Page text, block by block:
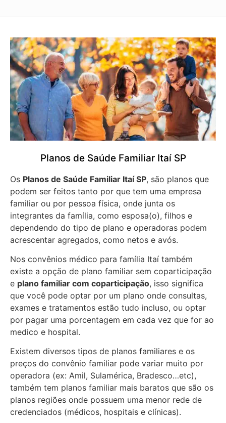
Planos de Saúde Familiar Itaí SP
Os Planos de Saúde Familiar Itaí SP, são planos que
podem ser feitos tanto por que tem uma empresa
familiar ou por pessoa física, onde junta os
integrantes da família, como esposa(o), filhos e
dependendo do tipo de plano e operadoras podem
acrescentar agregados, como netos e avós.
Nos convênios médico para família Itaí também
existe a opção de plano familiar sem coparticipação
e plano familiar com coparticipação, isso significa
que você pode optar por um plano onde consultas,
exames e tratamentos estão tudo incluso, ou optar
por pagar uma porcentagem em cada vez que for ao
medico e hospital.
Existem diversos tipos de planos familiares e os
preços do convênio familiar pode variar muito por
operadora (ex: Amil, Sulamérica, Bradesco…etc),
também tem planos familiar mais baratos que são os
planos regiões onde possuem uma menor rede de
credenciados (médicos, hospitais e clínicas).